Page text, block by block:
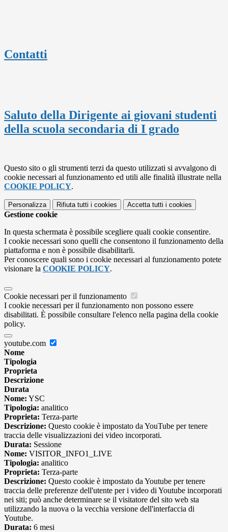
Contatti
Saluto della Dirigente ai giovani studenti
della scuola secondaria di I grado
Questo sito o gli strumenti terzi da questo utilizzati si avvalgono di
cookie necessari al funzionamento ed utili alle finalità illustrate nella
COOKIE POLICY.
Personalizza Rifiuta tutti i cookies Accetta tutti i cookies
Gestione cookie
In questa schermata è possibile scegliere quali cookie consentire.
I cookie necessari sono quelli che consentono il funzionamento della
piattaforma e non è possibile disabilitarli.
Per conoscere quali sono i cookie necessari al funzionamento potete
visionare la COOKIE POLICY.
Cookie necessari per il funzionamento
I cookie necessari per il funzionamento non possono essere
disabilitati. È possibile consultare l'elenco nella pagina della cookie
policy.
youtube.com
Nome
Tipologia
Proprieta
Descrizione
Durata
Nome: YSC
Tipologia: analitico
Proprieta: Terza-parte
Descrizione: Questo cookie è impostato da YouTube per tenere
traccia delle visualizzazioni dei video incorporati.
Durata: Sessione
Nome: VISITOR_INFO1_LIVE
Tipologia: analitico
Proprieta: Terza-parte
Descrizione: Questo cookie è impostato da Youtube per tenere
traccia delle preferenze dell'utente per i video di Youtube incorporati
nei siti; può anche determinare se il visitatore del sito web sta
utilizzando la nuova o la vecchia versione dell'interfaccia di
Youtube.
Durata: 6 mesi